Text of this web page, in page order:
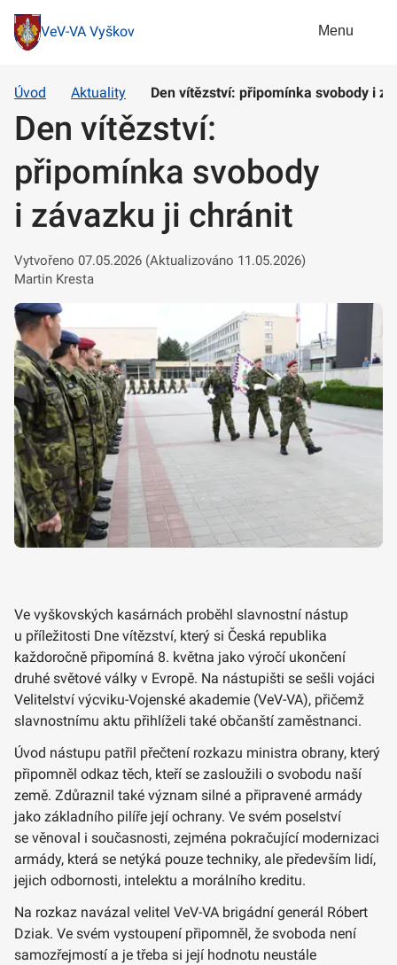
VeV-VA Vyškov Menu
Úvod Aktuality Den vítězství: připomínka svobody i
Den vítězství:
připomínka svobody
i závazku ji chránit
Vytvořeno 07.05.2026 (Aktualizováno 11.05.2026)
Martin Kresta
Ve vyškovských kasárnách proběhl slavnostní nástup
u příležitosti Dne vítězství, který si Česká republika
každoročně připomíná 8. května jako výročí ukončení
druhé světové války v Evropě. Na nástupišti se sešli vojáci
Velitelství výcviku-Vojenské akademie (VeV-VA), přičemž
slavnostnímu aktu přihlíželi také občanští zaměstnanci.
Úvod nástupu patřil přečtení rozkazu ministra obrany, který
připomněl odkaz těch, kteří se zasloužili o svobodu naší
země. Zdůraznil také význam silné a připravené armády
jako základního pilíře její ochrany. Ve svém poselství
se věnoval i současnosti, zejména pokračující modernizaci
armády, která se netýká pouze techniky, ale především lidí,
jejich odbornosti, intelektu a morálního kreditu.
Na rozkaz navázal velitel VeV-VA brigádní generál Róbert
Dziak. Ve svém vystoupení připomněl, že svoboda není
samozřejmostí a je třeba si její hodnotu neustále